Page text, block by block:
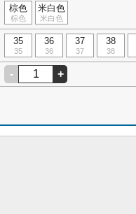
棕色
棕色
米白色
米白色
35
35
36
36
37
37
38
38
- +